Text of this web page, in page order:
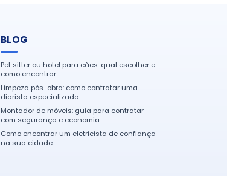
BLOG
Pet sitter ou hotel para cães: qual escolher e
como encontrar
Limpeza pós-obra: como contratar uma
diarista especializada
Montador de móveis: guia para contratar
com segurança e economia
Como encontrar um eletricista de confiança
na sua cidade